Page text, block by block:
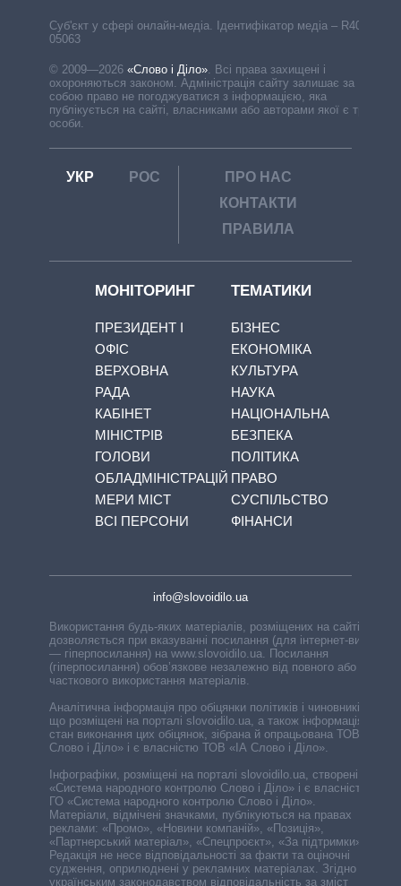
Cуб'єкт у сфері онлайн-медіа. Ідентифікатор медіа – R40-
05063
© 2009—2026 «Слово і Діло». Всі права захищені і
охороняються законом. Адміністрація сайту залишає за
собою право не погоджуватися з інформацією, яка
публікується на сайті, власниками або авторами якої є треті
особи.
УКР РОС
ПРО НАС
КОНТАКТИ
ПРАВИЛА
МОНІТОРИНГ
ПРЕЗИДЕНТ І
ОФІС
ВЕРХОВНА
РАДА
КАБІНЕТ
МІНІСТРІВ
ГОЛОВИ
ОБЛАДМІНІСТРАЦІЙ
МЕРИ МІСТ
ВСІ ПЕРСОНИ
ТЕМАТИКИ
БІЗНЕС
ЕКОНОМІКА
КУЛЬТУРА
НАУКА
НАЦІОНАЛЬНА
БЕЗПЕКА
ПОЛІТИКА
ПРАВО
СУСПІЛЬСТВО
ФІНАНСИ
info@slovoidilo.ua
Використання будь-яких матеріалів, розміщених на сайті,
дозволяється при вказуванні посилання (для інтернет-видань
— гіперпосилання) на www.slovoidilo.ua. Посилання
(гіперпосилання) обов’язкове незалежно від повного або
часткового використання матеріалів.
Аналітична інформація про обіцянки політиків і чиновників,
що розміщені на порталі slovoidilo.ua, а також інформація про
стан виконання цих обіцянок, зібрана й опрацьована ТОВ «ІА
Слово і Діло» і є власністю ТОВ «ІА Слово і Діло».
Інфографіки, розміщені на порталі slovoidilo.ua, створені ГО
«Система народного контролю Слово і Діло» і є власністю
ГО «Система народного контролю Слово і Діло».
Матеріали, відмічені значками, публікуються на правах
реклами: «Промо», «Новини компаній», «Позиція»,
«Партнерський матеріал», «Спецпроєкт», «За підтримки».
Редакція не несе відповідальності за факти та оціночні
судження, оприлюднені у рекламних матеріалах. Згідно з
українським законодавством відповідальність за зміст